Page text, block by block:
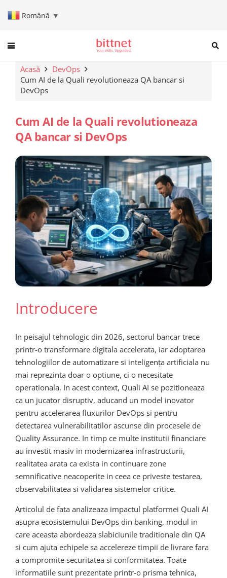
Română ▼
When autocomplete results
Acasă
DevOps
Cum AI de la Quali revolutioneaza QA bancar si
DevOps
Cum AI de la Quali revolutioneaza
QA bancar si DevOps
Introducere
In peisajul tehnologic din 2026, sectorul bancar trece
printr-o transformare digitala accelerata, iar adoptarea
tehnologiilor de automatizare si inteligența artificiala nu
mai reprezinta doar o optiune, ci o necesitate
operationala. In acest context, Quali AI se pozitioneaza
ca un jucator disruptiv, aducand un model inovator
pentru accelerarea fluxurilor DevOps si pentru
detectarea vulnerabilitatilor ascunse din procesele de
Quality Assurance. In timp ce multe institutii financiare
au investit masiv in modernizarea infrastructurii,
realitatea arata ca exista in continuare zone
semnificative neacoperite in ceea ce priveste testarea,
observabilitatea si validarea sistemelor critice.
Articolul de fata analizeaza impactul platformei Quali AI
asupra ecosistemului DevOps din banking, modul in
care aceasta abordeaza slabiciunile traditionale din QA
si cum ajuta echipele sa accelereze timpii de livrare fara
a compromite securitatea si conformitatea. Toate
informatiile sunt prezentate printr-o prisma tehnica,